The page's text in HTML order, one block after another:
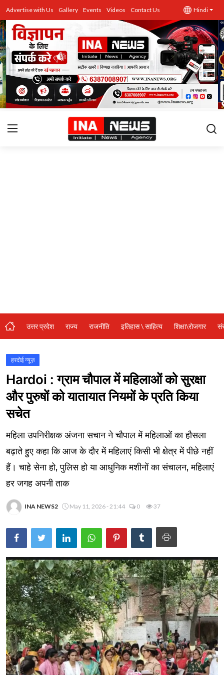
Advertise with Us Gallery Events Videos Contact Us Hindi
उत्तर प्रदेश
Advertise with Us
Events
राज्य
विशेष स्टोरी
अजब गजब
नई दिल्ली
कृषि
टेक्नोलॉजी / बिजनेस
वायरल न्यूज़
उत्तर प्रदेश राज्य राजनीति इतिहास \ साहित्य शिक्षा\रोजगार
हरदोई न्यूज़
Hardoi : ग्राम चौपाल में महिलाओं को सुरक्षा
और पुरुषों को यातायात नियमों के प्रति किया
सचेत
महिला उपनिरीक्षक अंजना सचान ने चौपाल में महिलाओं का हौसला
बढ़ाते हुए कहा कि आज के दौर में महिलाएं किसी भी क्षेत्र में पीछे नहीं
हैं। चाहे सेना हो, पुलिस हो या आधुनिक मशीनों का संचालन, महिलाएं
हर जगह अपनी ताक
INA NEWS2 May 11, 2026 - 21:44 0 37